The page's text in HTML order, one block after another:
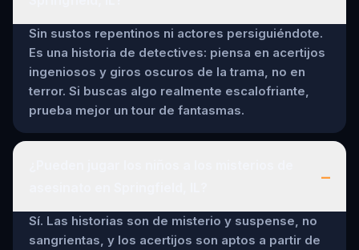
Sin sustos repentinos ni actores persiguiéndote.
Es una historia de detectives: piensa en acertijos
ingeniosos y giros oscuros de la trama, no en
terror. Si buscas algo realmente escalofriante,
prueba mejor un tour de fantasmas.
–
Sí. Las historias son de misterio y suspense, no
sangrientas, y los acertijos son aptos a partir de